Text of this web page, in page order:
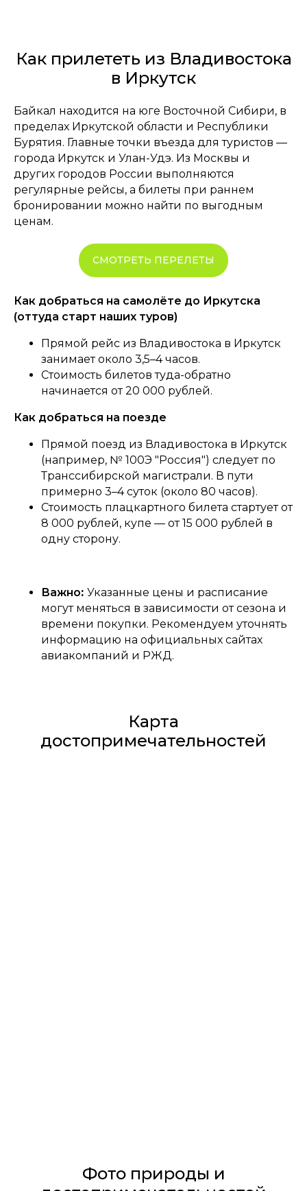
Как прилететь из Владивостока
в Иркутск
Байкал находится на юге Восточной Сибири, в
пределах Иркутской области и Республики
Бурятия. Главные точки въезда для туристов —
города Иркутск и Улан-Удэ. Из Москвы и
других городов России выполняются
регулярные рейсы, а билеты при раннем
бронировании можно найти по выгодным
ценам.
СМОТРЕТЬ ПЕРЕЛЕТЫ
Как добраться на самолёте до Иркутска
(оттуда старт наших туров)
Прямой рейс из Владивостока в Иркутск
занимает около 3,5–4 часов.
Стоимость билетов туда-обратно
начинается от 20 000 рублей.
Как добраться на поезде
Прямой поезд из Владивостока в Иркутск
(например, № 100Э "Россия") следует по
Транссибирской магистрали. В пути
примерно 3–4 суток (около 80 часов).
Стоимость плацкартного билета стартует от
8 000 рублей, купе — от 15 000 рублей в
одну сторону.
Важно: Указанные цены и расписание
могут меняться в зависимости от сезона и
времени покупки. Рекомендуем уточнять
информацию на официальных сайтах
авиакомпаний и РЖД.
Карта
достопримечательностей
Фото природы и